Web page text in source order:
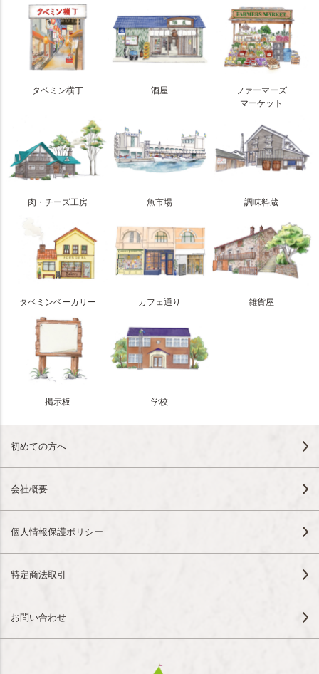
タベミン横丁 酒屋
ファーマーズ
マーケット
肉・チーズ工房 魚市場 調味料蔵
タベミンベーカリー カフェ通り 雑貨屋
掲示板 学校
初めての方へ
会社概要
個人情報保護ポリシー
特定商法取引
お問い合わせ